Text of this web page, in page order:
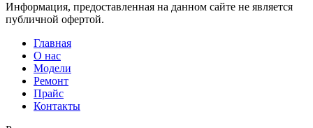
Информация, предоставленная на данном сайте не является
публичной офертой.
Главная
О нас
Модели
Ремонт
Прайс
Контакты